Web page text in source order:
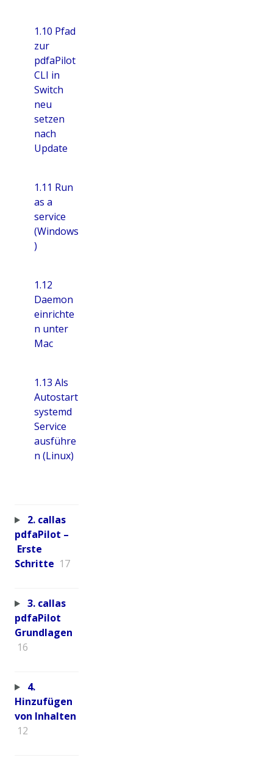
1.10 Pfad
zur
pdfaPilot
CLI in
Switch
neu
setzen
nach
Update
1.11 Run
as a
service
(Windows
)
1.12
Daemon
einrichte
n unter
Mac
1.13 Als
Autostart
systemd
Service
ausführe
n (Linux)
2. callas
pdfaPilot –
Erste
Schritte 17
3. callas
pdfaPilot
Grundlagen
16
4.
Hinzufügen
von Inhalten
12